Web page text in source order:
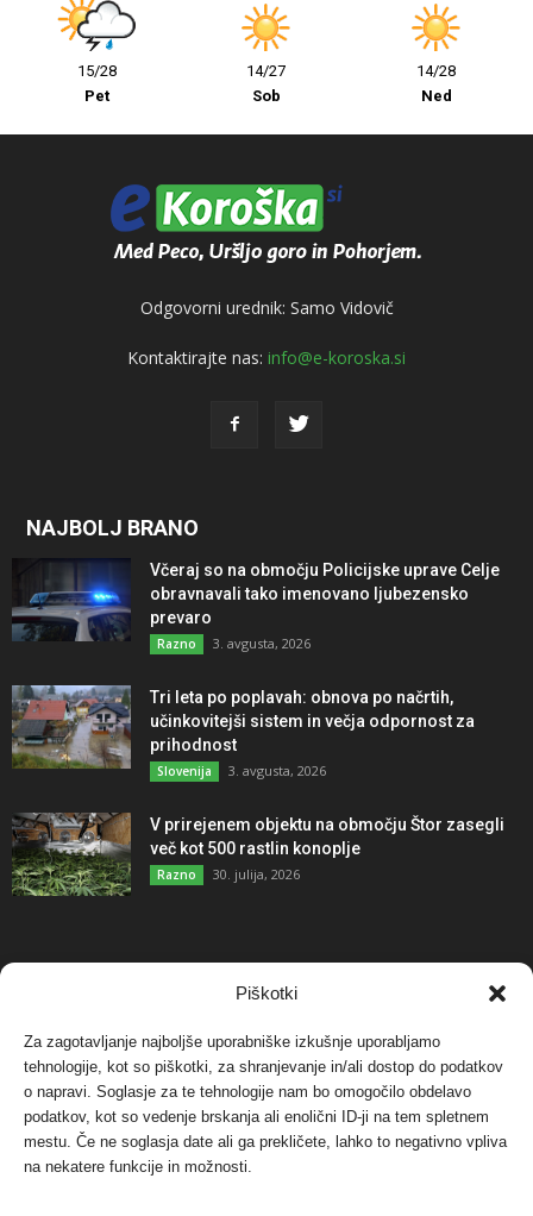
Piškotki
Za zagotavljanje najboljše uporabniške izkušnje uporabljamo
tehnologije, kot so piškotki, za shranjevanje in/ali dostop do podatkov
o napravi. Soglasje za te tehnologije nam bo omogočilo obdelavo
podatkov, kot so vedenje brskanja ali enolični ID-ji na tem spletnem
mestu. Če ne soglasja date ali ga prekličete, lahko to negativno vpliva
na nekatere funkcije in možnosti.
15/28
Pet
14/27
Sob
14/28
Ned
Odgovorni urednik: Samo Vidovič
Kontaktirajte nas: info@e-koroska.si
NAJBOLJ BRANO
Včeraj so na območju Policijske uprave Celje
obravnavali tako imenovano ljubezensko
prevaro
Razno 3. avgusta, 2026
Tri leta po poplavah: obnova po načrtih,
učinkovitejši sistem in večja odpornost za
prihodnost
Slovenija 3. avgusta, 2026
V prirejenem objektu na območju Štor zasegli
več kot 500 rastlin konoplje
Razno 30. julija, 2026
NAJBOLJ KOMENTIRANO
Protest proti vetrnim elektrarnam na Ojstrici, v
svetu pa vedno bolj...
Dogodki 12. maja, 2017
Tožilstvo v Celovcu v korist elektrarnam
Verbund